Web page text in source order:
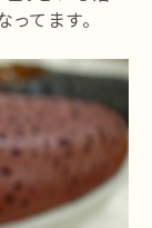
てます。